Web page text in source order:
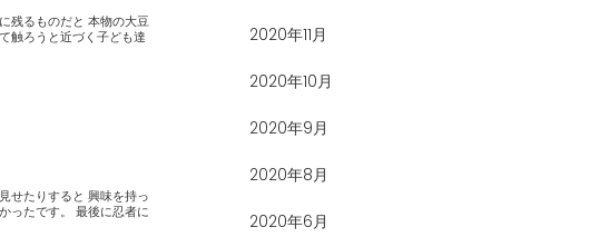
2020年11月
2020年10月
2020年9月
2020年8月
2020年6月